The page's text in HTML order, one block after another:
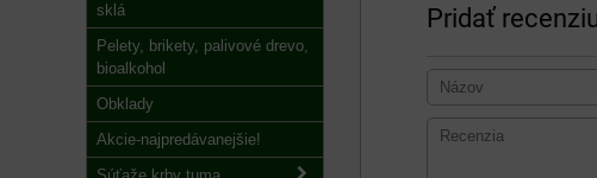
Pridať
sklá
Pelety, brikety, palivové drevo,
bioalkohol
Obklady
Akcie-najpredávanejšie!